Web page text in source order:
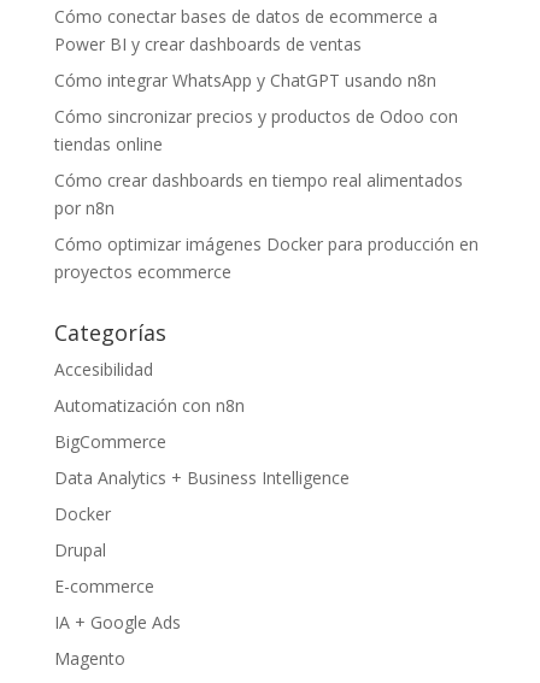
Cómo conectar bases de datos de ecommerce a
Power BI y crear dashboards de ventas
Cómo integrar WhatsApp y ChatGPT usando n8n
Cómo sincronizar precios y productos de Odoo con
tiendas online
Cómo crear dashboards en tiempo real alimentados
por n8n
Cómo optimizar imágenes Docker para producción en
proyectos ecommerce
Categorías
Accesibilidad
Automatización con n8n
BigCommerce
Data Analytics + Business Intelligence
Docker
Drupal
E-commerce
IA + Google Ads
Magento